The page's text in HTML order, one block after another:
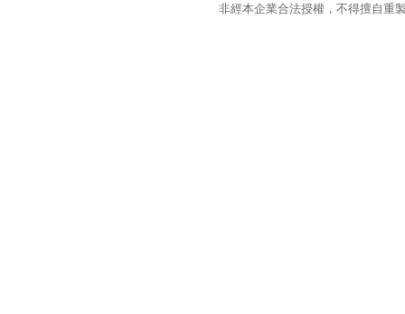
非經本企業合法授權，不得擅自重